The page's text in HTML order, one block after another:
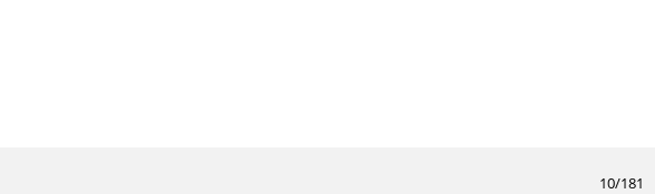
10/181